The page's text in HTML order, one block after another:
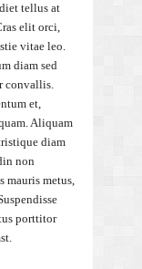
tellus at
elit orci,
vitae leo.
diam sed
convallis.
et,
Aliquam
diam
non
mauris metus,
porttitor